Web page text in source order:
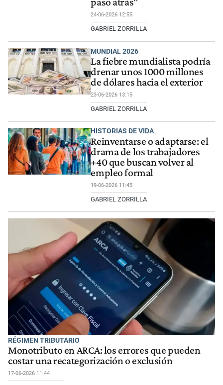
24-06-2026 12:55
GABRIEL ZORRILLA
MUNDIAL 2026
La fiebre mundialista podría
drenar unos 1000 millones
de dólares hacia el exterior
23-06-2026 13:15
GABRIEL ZORRILLA
HISTORIAS DE VIDA
Reinventarse o adaptarse: el
drama de los trabajadores
+40 que buscan volver al
empleo formal
19-06-2026 11:45
GABRIEL ZORRILLA
RÉGIMEN TRIBUTARIO
Monotributo en ARCA: los errores que pueden
costar una recategorización o exclusión
17-06-2026 11:44